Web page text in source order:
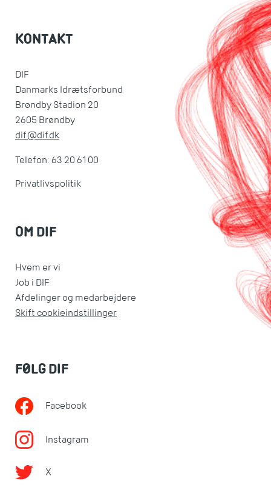
KONTAKT
DIF
Danmarks Idrætsforbund
Brøndby Stadion 20
2605 Brøndby
dif@dif.dk
Telefon: 63 20 61 00
Privatlivspolitik
OM DIF
Hvem er vi
Job i DIF
Afdelinger og medarbejdere
Skift cookieindstillinger
FØLG DIF
Facebook
Instagram
X